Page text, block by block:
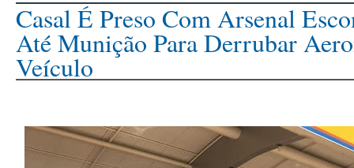
Casal É Preso Com Arsenal
Até Munição Para Derrubar
Veículo